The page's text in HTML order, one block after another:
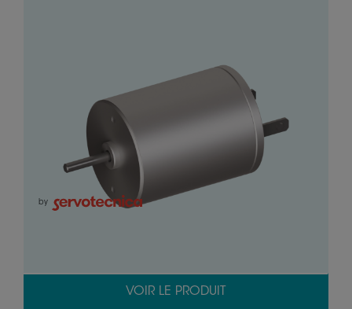
by
VOIR LE PRODUIT